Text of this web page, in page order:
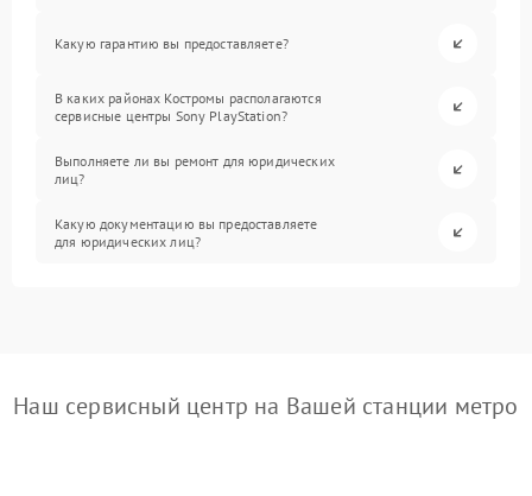
Какую гарантию вы предоставляете?
В каких районах Костромы располагаются
сервисные центры Sony PlayStation?
Выполняете ли вы ремонт для юридических
лиц?
Какую документацию вы предоставляете
для юридических лиц?
Наш сервисный центр на Вашей станции метро